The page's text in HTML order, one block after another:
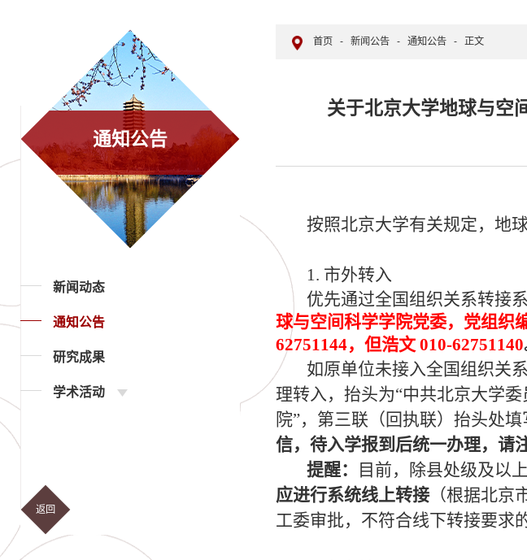
通知公告
新闻动态
通知公告
研究成果
学术活动
返回
首页 - 新闻公告 - 通知公告 - 正文
关于北京大学地球与空
按照北京大学有关规定，地
1. 市外转入
优先通过全国组织关系转接
球与空间科学学院党委，党组织
62751144，但浩文 010-62751140
如原单位未接入全国组织关
理转入，抬头为“中共北京大学
院”，第三联（回执联）抬头处
信，待入学报到后统一办理，请
提醒：
目前，除县处级及以
应进行系统线上转接（根据北京
工委审批，不符合线下转接要求